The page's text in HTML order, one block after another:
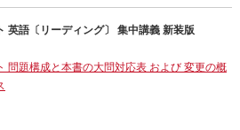
英語〔リーディング〕 集中講義 新装版
問題構成と本書の大問対応表 および 変更の概